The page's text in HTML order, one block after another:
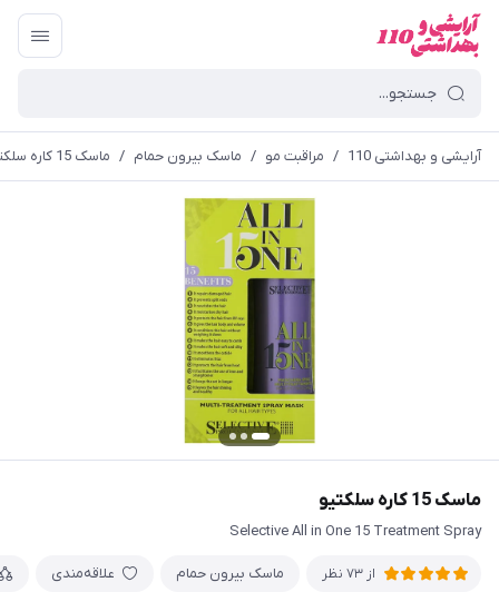
آرایشی و بهداشتی 110 / مراقبت مو / ماسک بیرون حمام / ماسک 15 کاره سلکتیو
ماسک 15 کاره سلکتیو
Selective All in One 15 Treatment Spray
از 73 نظر ماسک بیرون حمام علاقه‌مندی